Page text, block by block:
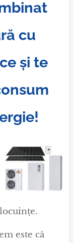
cu
și te
este că